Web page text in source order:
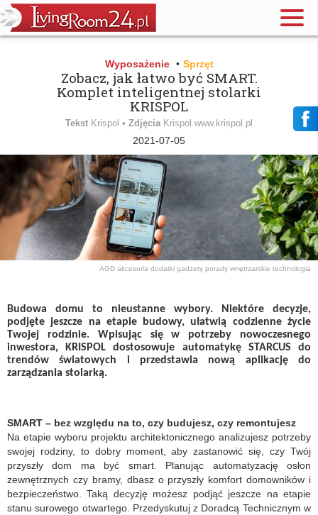
Wyposażenie • Sprzęt
Zobacz, jak łatwo być SMART.
Komplet inteligentnej stolarki
KRISPOL
Tekst Krispol • Zdjęcia Krispol www.krispol.pl
2021-07-05
AGD akcesoria dodatki gadżety porady wnętrzarskie technologia
Budowa domu to nieustanne wybory. Niektóre decyzje,
podjęte jeszcze na etapie budowy, ułatwią codzienne życie
Twojej rodzinie. Wpisując się w potrzeby nowoczesnego
inwestora, KRISPOL dostosowuje automatykę STARCUS do
trendów światowych i przedstawia nową aplikację do
zarządzania stolarką.
SMART – bez względu na to, czy budujesz, czy remontujesz
Na etapie wyboru projektu architektonicznego analizujesz potrzeby
swojej rodziny, to dobry moment, aby zastanowić się, czy Twój
przyszły dom ma być smart. Planując automatyzację osłon
zewnętrznych czy bramy, dbasz o przyszły komfort domowników i
bezpieczeństwo. Taką decyzję możesz podjąć jeszcze na etapie
stanu surowego otwartego. Przedyskutuj z Doradcą Technicznym w